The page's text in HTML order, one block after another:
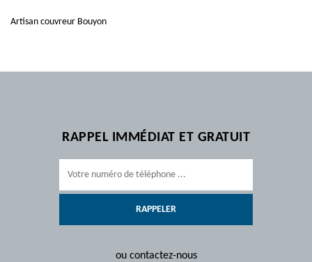
Artisan couvreur Bouyon
RAPPEL IMMÉDIAT ET GRATUIT
ou contactez-nous